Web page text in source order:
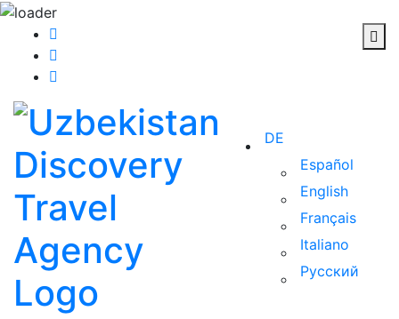
DE
Español
English
Français
Italiano
Русский